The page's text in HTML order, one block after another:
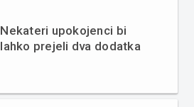
Nekateri upokojenci bi
lahko prejeli dva dodatka